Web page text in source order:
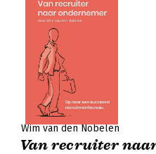
Wim van den Nobelen
Van recruiter